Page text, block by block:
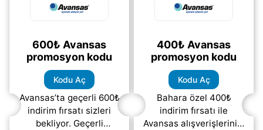
600₺ Avansas
promosyon kodu
Kodu Aç
Avansas’ta geçerli 600₺
indirim fırsatı sizleri
bekliyor. Geçerli
400₺ Avansas
promosyon kodu
Kodu Aç
Bahara özel 400₺
indirim fırsatı ile
Avansas alışverişlerinizi